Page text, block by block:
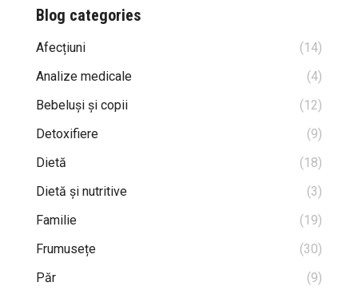
Blog categories
Afecțiuni
(14)
Analize medicale
(4)
Bebeluși și copii
(12)
Detoxifiere
(9)
Dietă
(18)
Dietă și nutritive
(3)
Familie
(19)
Frumusețe
(30)
Păr
(9)